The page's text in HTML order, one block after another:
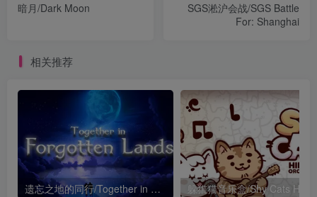
暗月/Dark Moon
SGS淞沪会战/SGS Battle
For: Shanghai
相关推荐
遗忘之地的同行/Together in Forgotten Lands